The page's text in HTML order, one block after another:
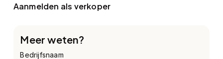
Aanmelden als verkoper
Meer weten?
Bedrijfsnaam